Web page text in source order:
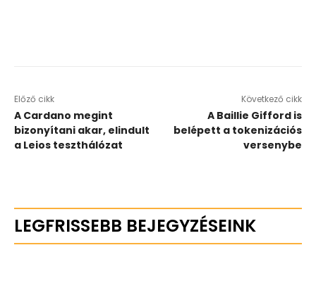
Előző cikk
A Cardano megint
bizonyítani akar, elindult
a Leios teszthálózat
Következő cikk
A Baillie Gifford is
belépett a tokenizációs
versenybe
LEGFRISSEBB BEJEGYZÉSEINK